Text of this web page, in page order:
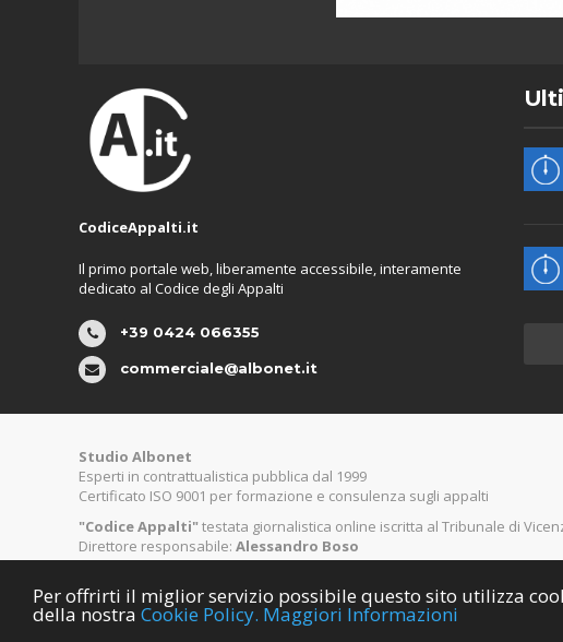
Per offrirti il miglior servizio possibile questo sito utilizza
della nostra Cookie Policy. Maggiori Informazioni
CodiceAppalti.it
Il primo portale web, liberamente accessibile, interamente
dedicato al Codice degli Appalti
+39 0424 066355
commerciale@albonet.it
Studio Albonet
Esperti in contrattualistica pubblica dal 1999
Certificato ISO 9001 per formazione e consulenza sugli appalti
"Codice Appalti"testata giornalistica online iscritta al Tribunale di
Direttore responsabile: Alessandro Boso
© Copyright CodiceAppalti.it. Tutti i diritti riservati.